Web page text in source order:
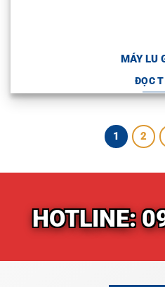
MÁY LU
ĐỌC
1 2
HOTLINE: